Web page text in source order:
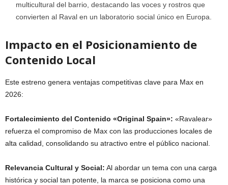
multicultural del barrio, destacando las voces y rostros que
convierten al Raval en un laboratorio social único en Europa.
Impacto en el Posicionamiento de
Contenido Local
Este estreno genera ventajas competitivas clave para Max en
2026:
Fortalecimiento del Contenido «Original Spain»: «Ravalear»
refuerza el compromiso de Max con las producciones locales de
alta calidad, consolidando su atractivo entre el público nacional.
Relevancia Cultural y Social: Al abordar un tema con una carga
histórica y social tan potente, la marca se posiciona como una